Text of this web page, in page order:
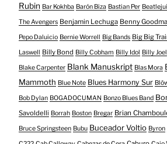
Rubin Bar Kokhba Barón Biza Bastian Per
The Avengers Benjamin Lechuga Benny
Pepo Daluicio Bernie Worrell Big Bands Big Big
Laswell Billy Bond Billy Cobham Billy Idol Billy Joel
Blake Carpenter Blank Manuskript Blas Mora
Mammoth Blue Note Blues Harmony Sur
Bob Dylan BOGADOCUMAN Bonzo Blues Band
Savoldelli Borrah Boston Bregar Brian
Bruce Springsteen Bubu Buceador Voltio Byron